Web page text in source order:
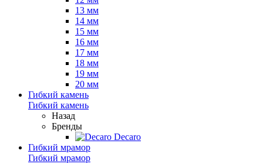
13 мм
14 мм
15 мм
16 мм
17 мм
18 мм
19 мм
20 мм
Гибкий камень
Гибкий камень
Назад
Бренды
Decaro
Гибкий мрамор
Гибкий мрамор